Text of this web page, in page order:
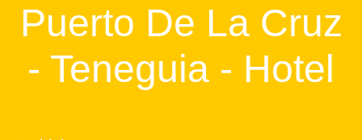
Puerto De La Cruz
- Teneguia - Hotel